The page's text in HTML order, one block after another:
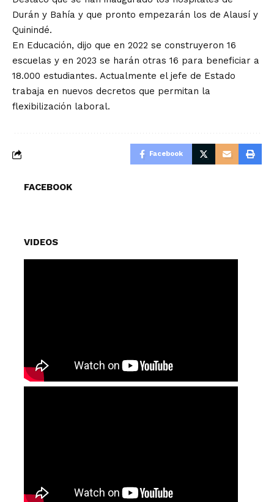
Durán y Bahía y que pronto empezarán los de Alausí y
Quinindé.
En Educación, dijo que en 2022 se construyeron 16
escuelas y en 2023 se harán otras 16 para beneficiar a
18.000 estudiantes. Actualmente el jefe de Estado
trabaja en nuevos decretos que permitan la
flexibilización laboral.
Facebook
FACEBOOK
VIDEOS